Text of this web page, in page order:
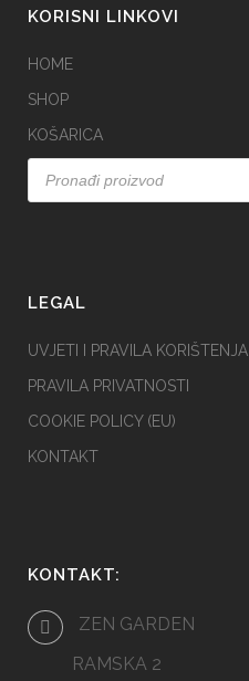
KORISNI LINKOVI
HOME
SHOP
KOŠARICA
Products
search
LEGAL
UVJETI I PRAVILA KORIŠTENJA
PRAVILA PRIVATNOSTI
COOKIE POLICY (EU)
KONTAKT
KONTAKT:
ZEN GARDEN
RAMSKA 2